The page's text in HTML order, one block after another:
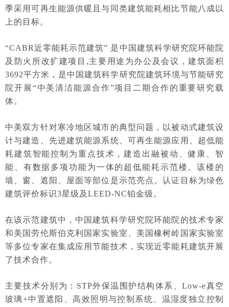
季采用可再生能源供暖且与同类建筑能耗相比节能八成以
上的目标。
“CABR近零能耗示范建筑” 是中国建筑科学研究院环能院
及防火所改扩建项目,主要用途为办公及会议，建筑面积
3692平方米，是中国建筑科学研究院建筑环境与节能研究
院开展“中美清洁能源合作”项目二期合作的重要研究载
体。
中美双方针对寒冷地区城市的典型问题，以被动式建筑设
计与建造、先进建筑能源系统、可再生能源应用、超低能
耗建筑智能控制为重点技术，建造出融被动、健康、智
能、有数据多项功能为一体的超低能耗示范楼。该楼的
墙、窗、遮阳、屋面等部位是示范亮点。认证目标为绿色
建筑评价标识3星级及LEED-NC铂金级。
在该示范建筑中，中国建筑科学研究院环能院的技术专家
和美国劳伦斯伯克利国家实验室、美国橡树岭国家实验室
等多位专家在集成应用节能技术，实现近零能耗建筑开展
了技术合作。
主要技术分别为：STP外保温围护结构体系、Low-e真空
玻璃+中置遮阳、高效照明与控制系统、温湿度独立控制